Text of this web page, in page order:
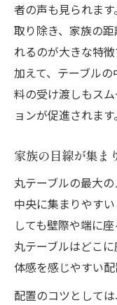
者の声も見られま
取り除き、家族の
れるのが大きな特徴
加えて、テーブル
料の受け渡しもス
ョンが促進されます。
家族の目線が集ま
丸テーブルの最大
中央に集まりやす
しても壁際や端に
丸テーブルはどこ
体感を感じやすい配
配置のコツとして